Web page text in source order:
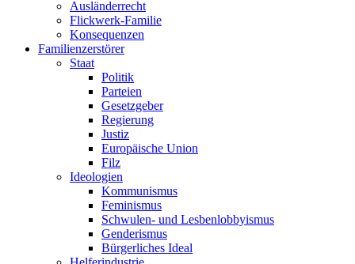
Ausländerrecht
Flickwerk-Familie
Konsequenzen
Familienzerstörer
Staat
Politik
Parteien
Gesetzgeber
Regierung
Justiz
Europäische Union
Filz
Ideologien
Kommunismus
Feminismus
Schwulen- und Lesbenlobbyismus
Genderismus
Bürgerliches Ideal